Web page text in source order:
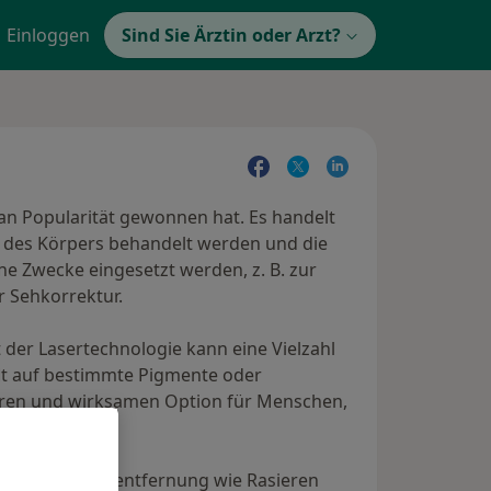
Einloggen Sind Sie Ärztin oder Arzt?
Popularität gewonnen hat. Es handelt
Körpers behandelt werden und die
Zwecke eingesetzt werden, z. B. zur
Sehkorrektur.
Lasertechnologie kann eine Vielzahl
auf bestimmte Pigmente oder
und wirksamen Option für Menschen,
der Haarentfernung wie Rasieren